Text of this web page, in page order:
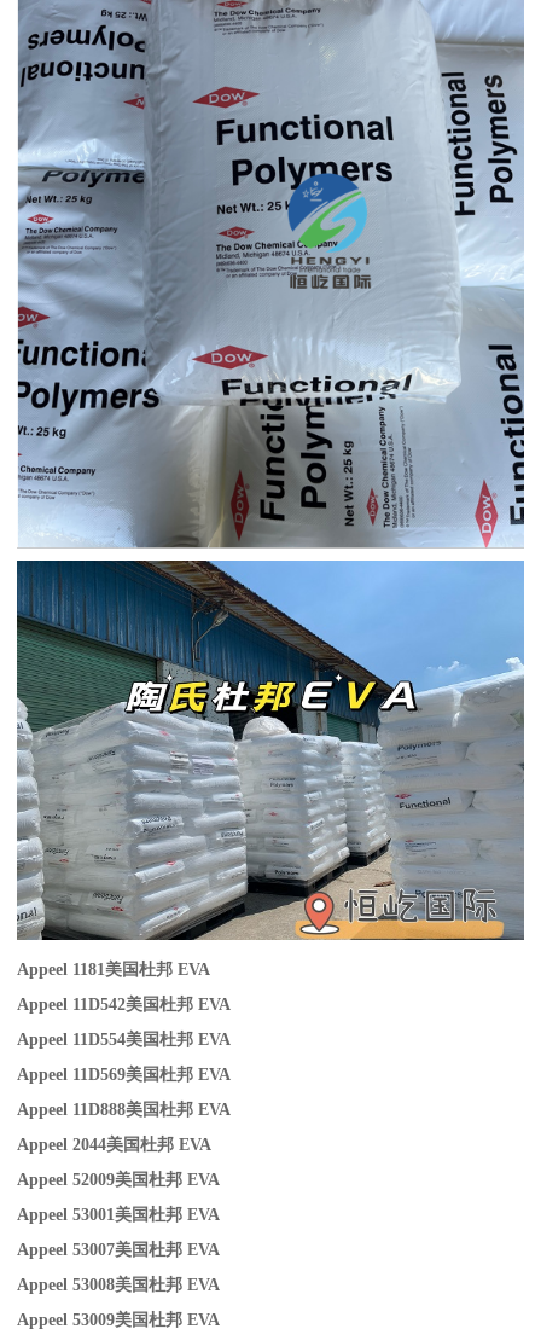
Appeel 1181美国杜邦 EVA
Appeel 11D542美国杜邦 EVA
Appeel 11D554美国杜邦 EVA
Appeel 11D569美国杜邦 EVA
Appeel 11D888美国杜邦 EVA
Appeel 2044美国杜邦 EVA
Appeel 52009美国杜邦 EVA
Appeel 53001美国杜邦 EVA
Appeel 53007美国杜邦 EVA
Appeel 53008美国杜邦 EVA
Appeel 53009美国杜邦 EVA